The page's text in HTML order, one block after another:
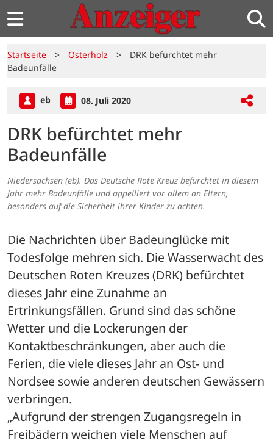
Startseite > Osterholz >
DRK befürchtet mehr
Badeunfälle
eb 08. Juli 2020
DRK befürchtet mehr
Badeunfälle
Niedersachsen (eb). Das Deutsche Rote Kreuz befürchtet in diesem
Jahr mehr Badeunfälle und appelliert vor allem an Eltern,
besonders auf die Sicherheit ihrer Kinder zu achten.
Die Nachrichten über Badeunglücke mit
Todesfolge mehren sich. Die Wasserwacht des
Deutschen Roten Kreuzes (DRK) befürchtet
dieses Jahr eine Zunahme an
Ertrinkungsfällen. Grund sind das schöne
Wetter und die Lockerungen der
Kontaktbeschränkungen, aber auch die
Ferien, die viele dieses Jahr an Ost- und
Nordsee sowie anderen deutschen Gewässern
verbringen.
„Aufgrund der strengen Zugangsregeln in
Freibädern weichen viele Menschen auf